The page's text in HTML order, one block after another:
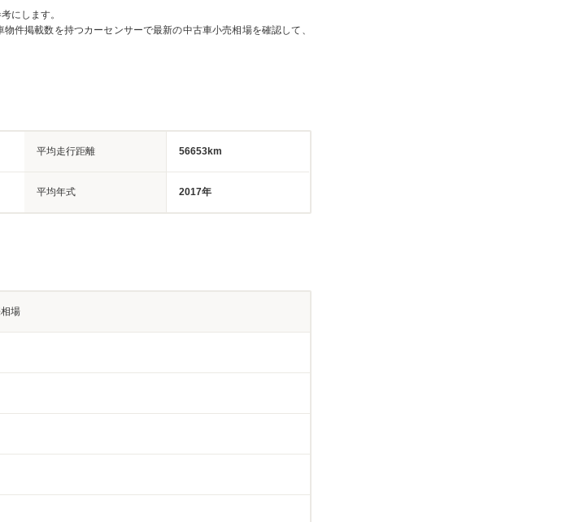
にします。
件掲載数を持つカーセンサーで最新の中古車小売相場を確認して、
平均走行距離 56653km
平均年式 2017年
場